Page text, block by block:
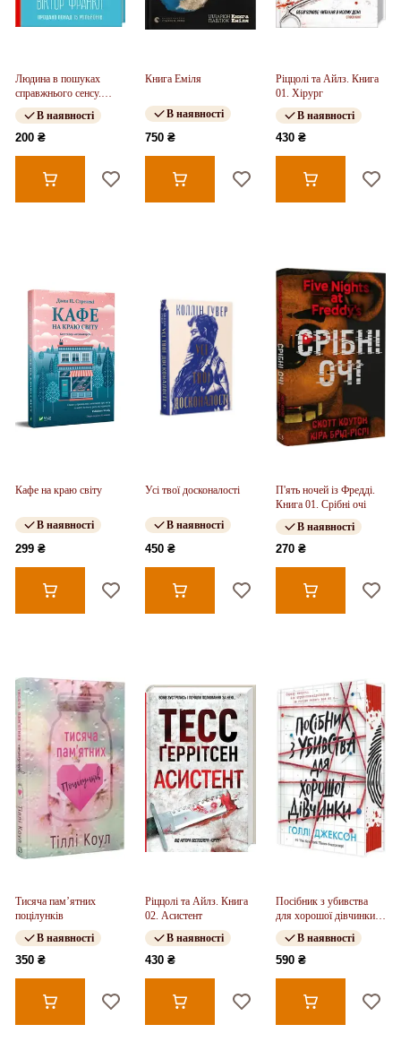
Людина в пошуках
справжнього сенсу.
Психолог у концтаборі
В наявності
200 ₴
Книга Еміля
В наявності
750 ₴
Ріццолі та Айлз. Книга
01. Хірург
В наявності
430 ₴
Кафе на краю світу
В наявності
299 ₴
Усі твої досконалості
В наявності
450 ₴
П'ять ночей із Фредді.
Книга 01. Срібні очі
В наявності
270 ₴
Тисяча пам’ятних
поцілунків
В наявності
350 ₴
Ріццолі та Айлз. Книга
02. Асистент
В наявності
430 ₴
Посібник з убивства
для хорошої дівчинки.
Книга 01
В наявності
590 ₴